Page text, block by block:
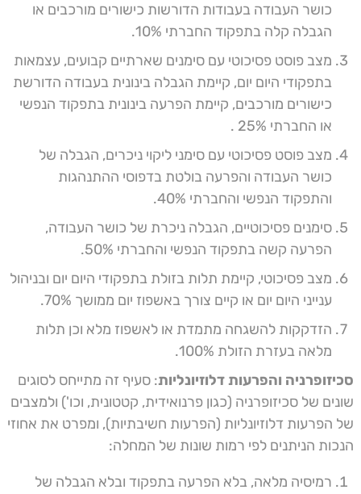
כושר העבודה בעבודות הדורשות כישורים מורכבים או
הגבלה קלה בתפקוד החברתי 10%.
מצב פוסט פסיכוטי עם סימנים שארתיים קבועים, עצמאות
בתפקודי היום יום, קיימת הגבלה בינונית בעבודה הדורשת
כישורים מורכבים, קיימת הפרעה בינונית בתפקוד הנפשי
או החברתי 25% .
מצב פוסט פסיכוטי עם סימני ליקוי ניכרים, הגבלה של
כושר העבודה והפרעה בולטת בדפוסי ההתנהגות
והתפקוד הנפשי והחברתי 40%.
סימנים פסיכוטיים, הגבלה ניכרת של כושר העבודה,
הפרעה קשה בתפקוד הנפשי והחברתי 50%.
מצב פסיכוטי, קיימת תלות בזולת בתפקודי היום יום ובניהול
ענייני היום יום או קיים צורך באשפוז יום ממושך 70%.
הזדקקות להשגחה מתמדת או לאשפוז מלא וכן תלות
מלאה בעזרת הזולת 100%.
סכיזופרניה והפרעות דלוזיונליות: סעיף זה מתייחס לסוגים
שונים של סכיזופרניה (כגון פרנואידית, קטטונית, וכו') ולמצבים
של הפרעות דלוזיונליות (הפרעות חשיבתיות), ומפרט את אחוזי
הנכות הניתנים לפי רמות שונות של המחלה:
רמיסיה מלאה, בלא הפרעה בתפקוד ובלא הגבלה של